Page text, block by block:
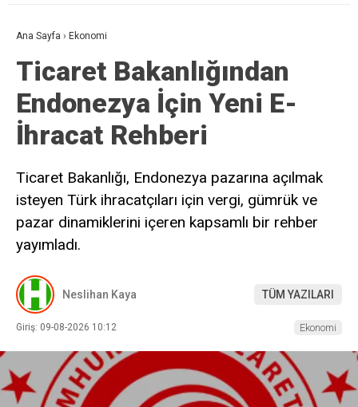
Ana Sayfa › Ekonomi
Ticaret Bakanlığından
Endonezya İçin Yeni E-
İhracat Rehberi
Ticaret Bakanlığı, Endonezya pazarına açılmak
isteyen Türk ihracatçıları için vergi, gümrük ve
pazar dinamiklerini içeren kapsamlı bir rehber
yayımladı.
Neslihan Kaya TÜM YAZILARI
Giriş: 09-08-2026 10:12 Ekonomi